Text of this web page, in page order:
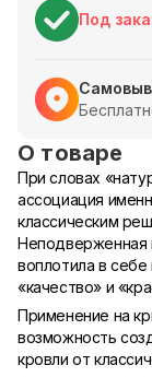
Под
О товаре
При словах
ассоциация
классическим
Неподверженная
воплотила в
«качество» и
Применение на
возможность
кровли от